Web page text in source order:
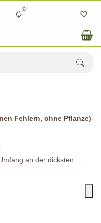
0
Fehlern, ohne Pflanze)
an der dicksten